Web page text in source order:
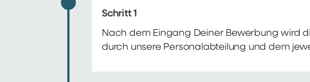
Schritt 1
Nach dem Eingang Deiner Bewerbung wird
durch unsere Personalabteilung und dem